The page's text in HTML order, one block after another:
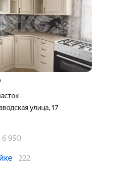
улица, 17
6 950
222